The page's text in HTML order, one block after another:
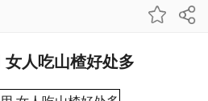
人吃山楂好处多